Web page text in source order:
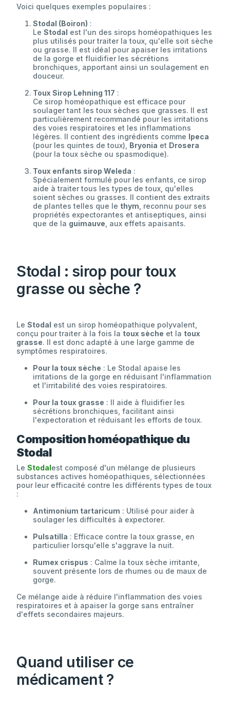
Voici quelques exemples populaires :
Stodal (Boiron) :
Le Stodal est l'un des sirops homéopathiques les
plus utilisés pour traiter la toux, qu'elle soit sèche
ou grasse. Il est idéal pour apaiser les irritations
de la gorge et fluidifier les sécrétions
bronchiques, apportant ainsi un soulagement en
douceur.
Toux Sirop Lehning 117 :
Ce sirop homéopathique est efficace pour
soulager tant les toux sèches que grasses. Il est
particulièrement recommandé pour les irritations
des voies respiratoires et les inflammations
légères. Il contient des ingrédients comme Ipeca
(pour les quintes de toux), Bryonia et Drosera
(pour la toux sèche ou spasmodique).
Toux enfants sirop Weleda :
Spécialement formulé pour les enfants, ce sirop
aide à traiter tous les types de toux, qu'elles
soient sèches ou grasses. Il contient des extraits
de plantes telles que le thym , reconnu pour ses
propriétés expectorantes et antiseptiques, ainsi
que de la guimauve , aux effets apaisants.
Stodal : sirop pour toux
grasse ou sèche ?
Le Stodal est un sirop homéopathique polyvalent,
conçu pour traiter à la fois la toux sèche et la toux
grasse. Il est donc adapté à une large gamme de
symptômes respiratoires.
Pour la toux sèche : Le Stodal apaise les
irritations de la gorge en réduisant l'inflammation
et l'irritabilité des voies respiratoires.
Pour la toux grasse : Il aide à fluidifier les
sécrétions bronchiques, facilitant ainsi
l'expectoration et réduisant les efforts de toux.
Composition homéopathique du
Stodal
Le Stodalest composé d'un mélange de plusieurs
substances actives homéopathiques, sélectionnées
pour leur efficacité contre les différents types de toux
:
Antimonium tartaricum : Utilisé pour aider à
soulager les difficultés à expectorer.
Pulsatilla : Efficace contre la toux grasse, en
particulier lorsqu'elle s'aggrave la nuit.
Rumex crispus : Calme la toux sèche irritante,
souvent présente lors de rhumes ou de maux de
gorge.
Ce mélange aide à réduire l'inflammation des voies
respiratoires et à apaiser la gorge sans entraîner
d'effets secondaires majeurs.
Quand utiliser ce
médicament ?